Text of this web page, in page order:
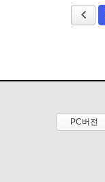
PC버전